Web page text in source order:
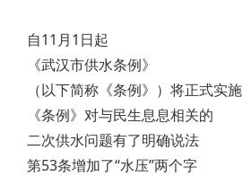
自11月1日起
《武汉市供水条例》
（以下简称《条例》）将正式实施
《条例》对与民生息息相关的
二次供水问题有了明确说法
第53条增加了“水压”两个字